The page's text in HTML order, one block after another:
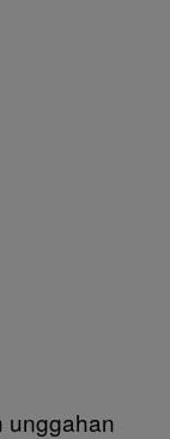
unggahan